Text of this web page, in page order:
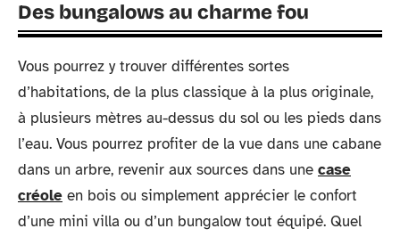
Des bungalows au charme fou
Vous pourrez y trouver différentes sortes
d’habitations, de la plus classique à la plus originale,
à plusieurs mètres au-dessus du sol ou les pieds dans
l’eau. Vous pourrez profiter de la vue dans une cabane
dans un arbre, revenir aux sources dans une case
créole en bois ou simplement apprécier le confort
d’une mini villa ou d’un bungalow tout équipé. Quel